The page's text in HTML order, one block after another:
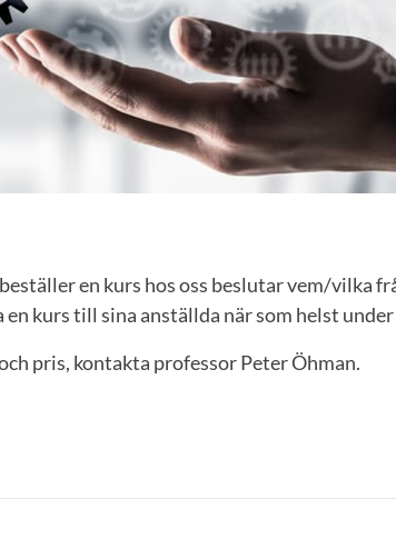
en kurs hos oss beslutar vem/vilka
kurs till sina anställda när som helst
pris, kontakta professor Peter Öhman.